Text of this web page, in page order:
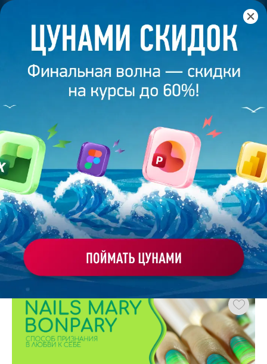
Главная /Банк слайдов / Презентация 384 – Презентация
выпускницы академии презентаций Bonnie&Slide
ПРЕЗЕНТАЦИЯ 384 -
ПРЕЗЕНТАЦИЯ ВЫПУСКНИЦЫ
АКАДЕМИИ ПРЕЗЕНТАЦИЙ
BONNIE&SLIDE
Моё избранное
студента
ХОЧУ ЗАКАЗАТЬ ТАКУЮ ПРЕЗЕНТАЦИЮ